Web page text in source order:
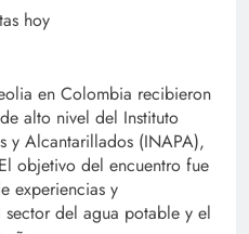
hoy
en Colombia recibieron
alto nivel del Instituto
y Alcantarillados (INAPA),
objetivo del encuentro fue
experiencias y
del agua potable y el